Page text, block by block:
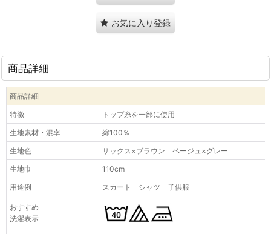
お気に入り登録
商品詳細
商品詳細
特徴
トップ糸を一部に使用
生地素材・混率
綿100％
生地色
サックス×ブラウン ベージュ×グレー
生地巾
110cm
用途例
スカート シャツ 子供服
おすすめ
洗濯表示